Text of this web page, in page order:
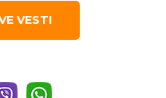
VESTI